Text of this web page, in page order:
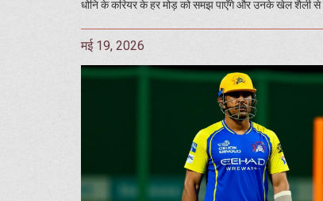
धोनि के करियर के हर मोड़ को समझ पाएँगे और उनके खेल शैली
मई 19, 2026